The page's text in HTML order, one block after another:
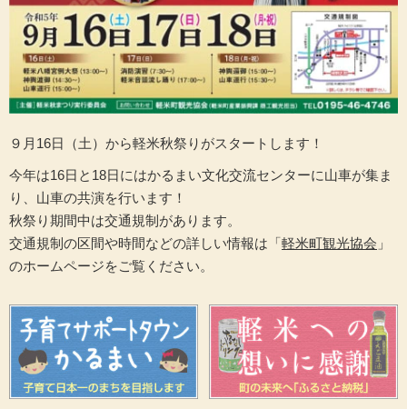
９月16日（土）から軽米秋祭りがスタートします！
今年は16日と18日にはかるまい文化交流センターに山車が集ま
り、山車の共演を行います！
秋祭り期間中は交通規制があります。
交通規制の区間や時間などの詳しい情報は「軽米町観光協会 」
のホームページをご覧ください。